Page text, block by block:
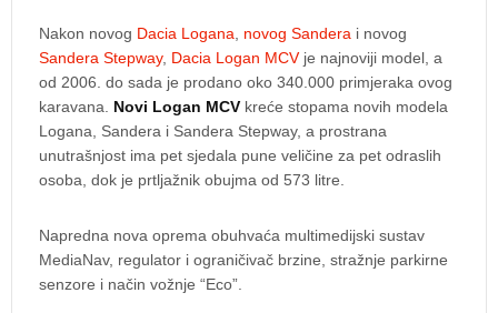
Nakon novog Dacia Logana novog Sandera i novog
Sandera Stepway, Dacia Logan MCVje najnoviji model, a
od 2006. do sada je prodano oko 340.000 primjeraka ovog
karavana. Novi Logan MCV kreće stopama novih modela
Logana, Sandera i Sandera Stepway, a prostrana
unutrašnjost ima pet sjedala pune veličine za pet odraslih
osoba, dok je prtljažnik obujma od 573 litre.
Napredna nova oprema obuhvaća multimedijski sustav
MediaNav, regulator i ograničivač brzine, stražnje parkirne
senzore i način vožnje “Eco”.